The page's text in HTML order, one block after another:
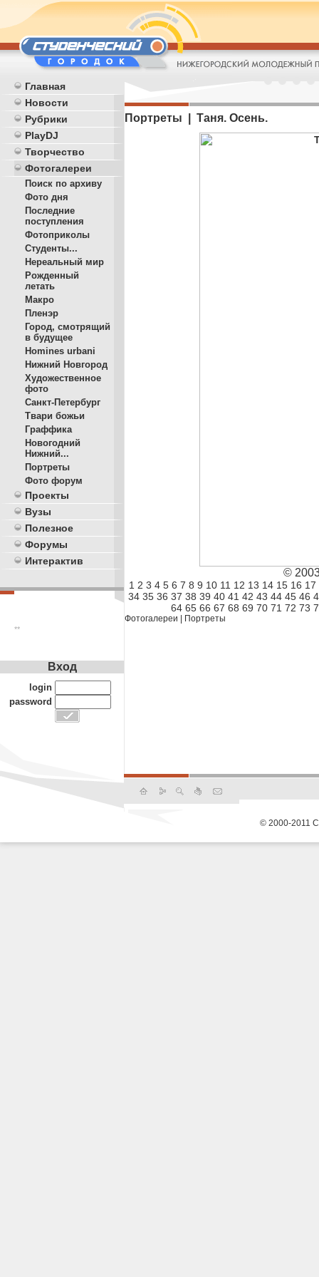
Главная
Новости
Рубрики
PlayDJ
Творчество
Фотогалереи
Поиск по архиву
Фото дня
Последние
поступления
Фотоприколы
Студенты...
Нереальный мир
Рожденный
летать
Макро
Пленэр
Город, смотрящий
в будущее
Homines urbani
Нижний Новгород
Художественное
фото
Санкт-Петербург
Твари божьи
Граффика
Новогодний
Нижний...
Портреты
Фото форум
Проекты
Вузы
Полезное
Форумы
Интерактив
**
Портреты | Таня. Осень.
©
1 2 3 4 5 6 7 8 9 10 11 12 13 14 15 16 17
34 35 36 37 38 39 40 41 42 43 44 45 46
64 65 66 67 68 69 70 71 72 73
Фотогалереи Портреты
Вход
login
password
© 2000-2011